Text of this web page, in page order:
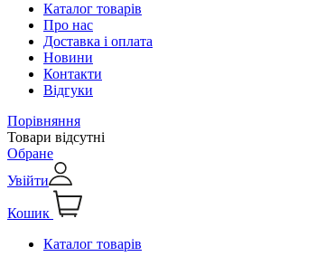
Каталог товарів
Про нас
Доставка і оплата
Новини
Контакти
Відгуки
Порівняння
Товари відсутні
Обране
Увійти
Кошик
Каталог товарів